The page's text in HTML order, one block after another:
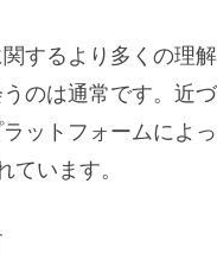
するより多くの理
のは通常です。近
ットフォームによ
ています。